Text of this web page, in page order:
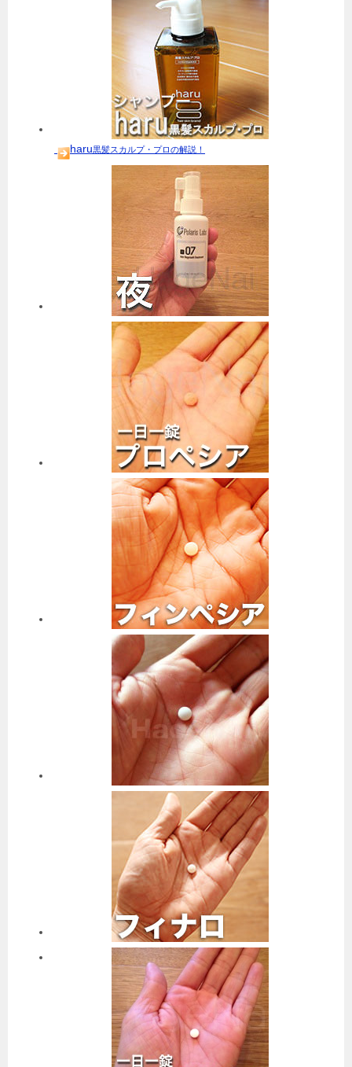
haru黒髪スカルプ・プロの解説！